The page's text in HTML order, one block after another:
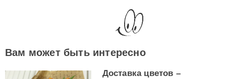
Вам может быть интересно
Доставка цветов –